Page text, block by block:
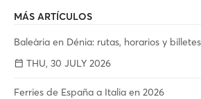
MÁS ARTÍCULOS
Baleària en Dénia: rutas, horarios y
THU, 30 JULY 2026
Ferries de España a Italia en 2026